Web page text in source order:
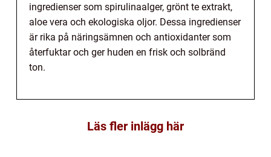
ingredienser som spirulinaalger, grönt te extrakt,
aloe vera och ekologiska oljor. Dessa ingredienser
är rika på näringsämnen och antioxidanter som
återfuktar och ger huden en frisk och solbränd
ton.
Läs fler inlägg här